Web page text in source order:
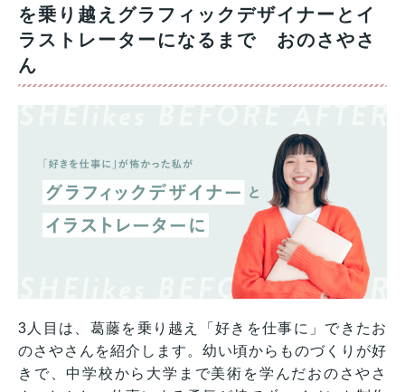
を乗り越えグラフィックデザイナーとイ
ラストレーターになるまで おのさやさ
ん
3人目は、葛藤を乗り越え「好きを仕事に」できたお
のさやさんを紹介します。幼い頃からものづくりが好
きで、中学校から大学まで美術を学んだおのさやさ